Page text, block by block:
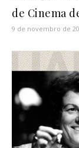
de Cinema
9 de novembro de